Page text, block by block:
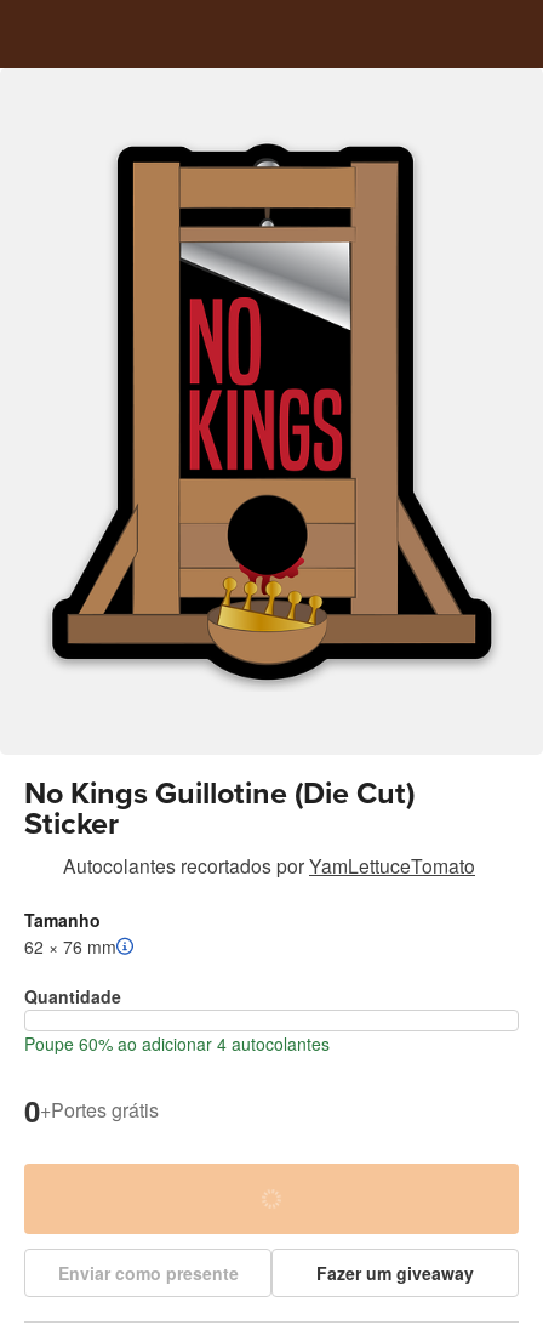
No Kings Guillotine (Die Cut)
Sticker
Autocolantes recortadosporYamLettuceTomato
Tamanho
62 × 76 mm
Quantidade
Poupe 60% ao adicionar 4 autocolantes
0+Portes grátis
Enviar como presente Fazer um giveaway